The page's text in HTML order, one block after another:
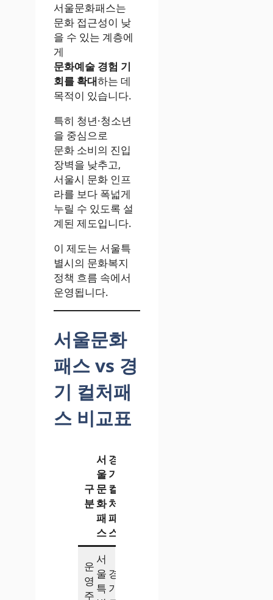
서울문화패스는
문화 접근성이 낮
을 수 있는 계층에
게
문화예술 경험 기
회를 확대하는 데
목적이 있습니다.
특히 청년·청소년
을 중심으로
문화 소비의 진입
장벽을 낮추고,
서울시 문화 인프
라를 보다 폭넓게
누릴 수 있도록 설
계된 제도입니다.
이 제도는 서울특
별시의 문화복지
정책 흐름 속에서
운영됩니다.
서울문화
패스 vs 경
기 컬처패
스 비교표
구
분
서
울
문
화
패
스
경
기
컬
처
패
스
운
영
주
서
울
특
경
기